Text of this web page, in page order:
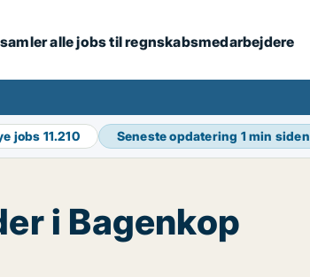
alle jobs til regnskabsmedarbejdere
jobs 11.210 Seneste opdatering 1 min siden
i Bagenkop